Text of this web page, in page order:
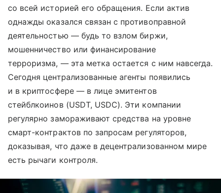
со всей историей его обращения. Если актив
однажды оказался связан с противоправной
деятельностью — будь то взлом биржи,
мошенничество или финансирование
терроризма, — эта метка остается с ним навсегда.
Сегодня централизованные агенты появились
и в криптосфере — в лице эмитентов
стейблкоинов (USDT, USDC). Эти компании
регулярно замораживают средства на уровне
смарт-контрактов по запросам регуляторов,
доказывая, что даже в децентрализованном мире
есть рычаги контроля.